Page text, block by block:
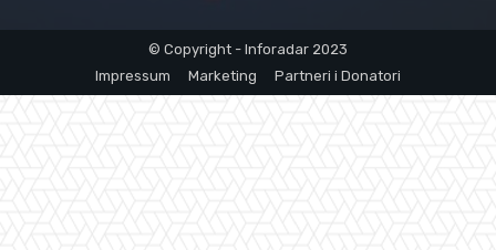
© Copyright - Inforadar 2023
Impressum
Marketing Partneri i Donatori